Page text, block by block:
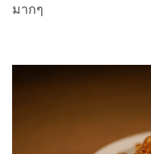
มากๆ